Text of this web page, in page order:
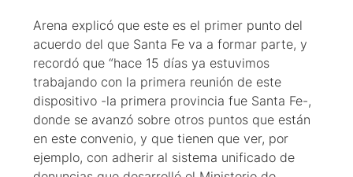
Arena explicó que este es el primer punto del
acuerdo del que Santa Fe va a formar parte, y
recordó que “hace 15 días ya estuvimos
trabajando con la primera reunión de este
dispositivo -la primera provincia fue Santa Fe-,
donde se avanzó sobre otros puntos que están
en este convenio, y que tienen que ver, por
ejemplo, con adherir al sistema unificado de